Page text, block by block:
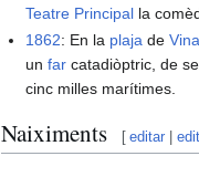
Teatre Principal la
1862: En la plaja de
unfar catadiòptric, de
cinc milles marítimes.
Naiximents [ editar |